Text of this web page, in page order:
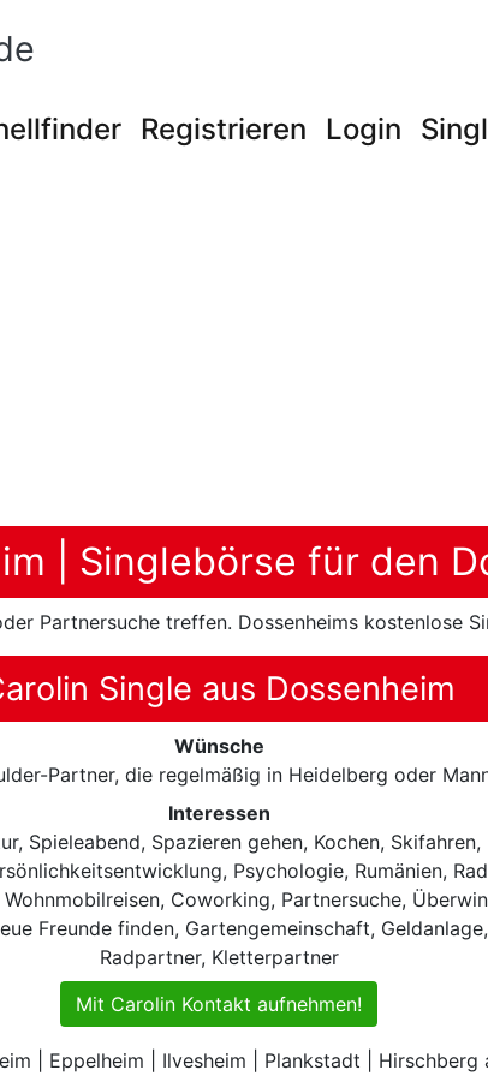
Registrieren Login
| Singlebörse für den
Partnersuche treffen. Dossenheims kostenlose
Single aus Dossenheim
Wünsche
Partner, die regelmäßig in Heidelberg oder
Interessen
Spieleabend, Spazieren gehen, Kochen,
Psychologie, Rumänien,
Coworking, Partnersuche,
Freunde finden, Gartengemeinschaft,
Radpartner, Kletterpartner
Mit Carolin Kontakt aufnehmen!
| Eppelheim | Ilvesheim | Plankstadt | Hirschberg